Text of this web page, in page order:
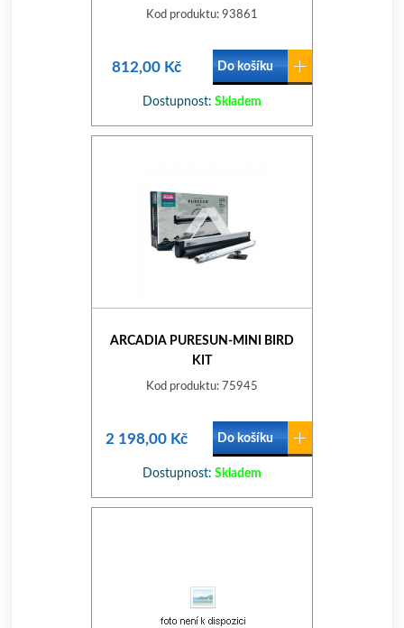
Kod produktu: 93861
812,00 Kč Do košíku
Dostupnost: Skladem
ARCADIA PURESUN-MINI BIRD
KIT
Kod produktu: 75945
2 198,00 Kč Do košíku
Dostupnost: Skladem